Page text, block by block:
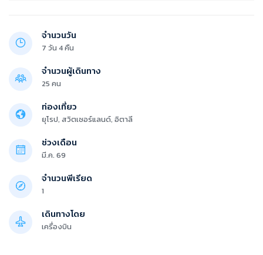
จำนวนวัน
7 วัน 4 คืน
จำนวนผู้เดินทาง
25 คน
ท่องเที่ยว
ยุโรป, สวิตเซอร์แลนด์, อิตาลี
ช่วงเดือน
มี.ค. 69
จำนวนพีเรียด
1
เดินทางโดย
เครื่องบิน